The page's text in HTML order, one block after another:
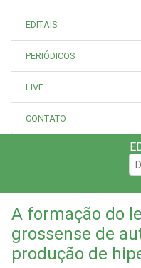
EDITAIS
PERIÓDICOS
LIVE
CONTATO
A formação do
grossense de
produção de